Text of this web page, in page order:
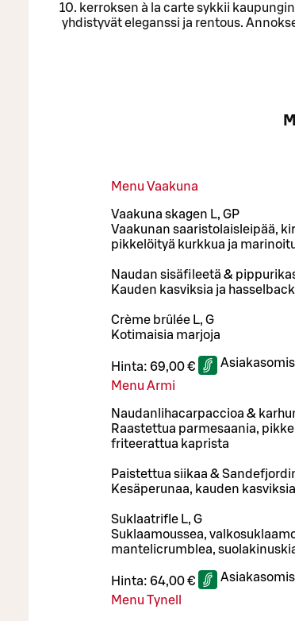
10. kerroksen à la carte sykkii
yhdistyvät eleganssi ja rentous.
Menu Vaakuna
Vaakuna skagen L, GP
Vaakunan saaristolaisleipää,
pikkelöityä kurkkua ja
Naudan sisäfileetä &
Kauden kasviksia ja
Crème brûlée L, G
Kotimaisia marjoja
Hinta: 69,00 €
Menu Armi
Naudanlihacarpaccioa &
Raastettua parmesaania,
friteerattua kaprista
Paistettua siikaa &
Kesäperunaa, kauden
Suklaatrifle L, G
Suklaamoussea,
mantelicrumblea,
Hinta: 64,00 €
Menu Tynell